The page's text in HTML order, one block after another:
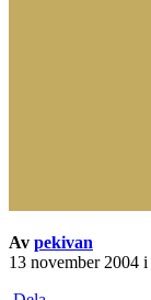
Av pekivan
13 november 2004 i